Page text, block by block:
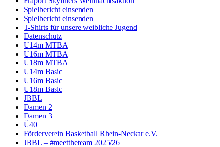
Spielbericht einsenden
Spielbericht einsenden
T-Shirts für unsere weibliche Jugend
Datenschutz
U14m MTBA
U16m MTBA
U18m MTBA
U14m Basic
U16m Basic
U18m Basic
JBBL
Damen 2
Damen 3
Ü40
Förderverein Basketball Rhein-Neckar e.V.
JBBL – #meettheteam 2025/26